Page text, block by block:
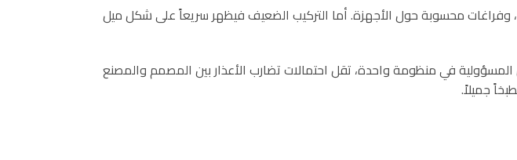
وفراغات محسوبة حول الأجهزة. أما التركيب الضعيف فيظهر سريعاً على شكل ميل
المسؤولية في منظومة واحدة، تقل احتمالات تضارب الأعذار بين المصمم والمصنع
جميلاً.